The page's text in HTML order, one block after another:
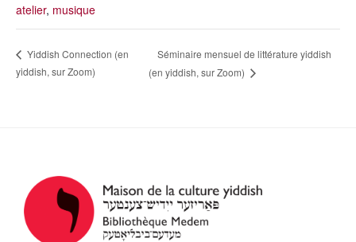
atelier, musique
Yiddish Connection (en
yiddish, sur Zoom)
Séminaire mensuel de littérature yiddish
(en yiddish, sur Zoom)